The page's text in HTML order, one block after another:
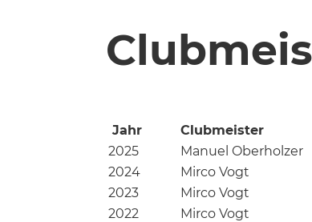
Jahr Clubmeister
2025
Manuel Oberholzer
2024
Mirco Vogt
2023
Mirco Vogt
2022
Mirco Vogt